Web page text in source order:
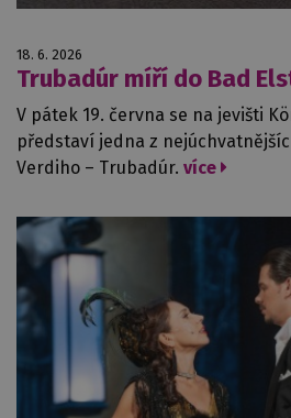
18. 6. 2026
Trubadúr míří do Bad
V pátek 19. června se na jevišti
představí jedna z
Verdiho – Trubadúr. více